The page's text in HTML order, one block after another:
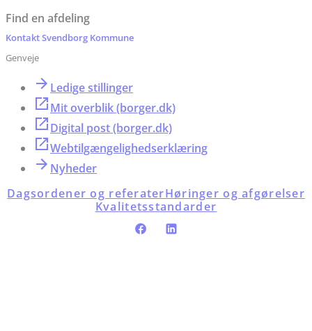
Find en afdeling
Kontakt Svendborg Kommune
Genveje
Ledige stillinger
Mit overblik (borger.dk)
Digital post (borger.dk)
Webtilgængelighedserklæring
Nyheder
Dagsordener og referaterHøringer og afgørelser
Kvalitetsstandarder